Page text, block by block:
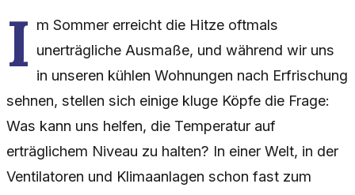
I m Sommer erreicht die Hitze oftmals
unerträgliche Ausmaße, und während wir uns
in unseren kühlen Wohnungen nach Erfrischung
sehnen, stellen sich einige kluge Köpfe die Frage:
Was kann uns helfen, die Temperatur auf
erträglichem Niveau zu halten? In einer Welt, in der
Ventilatoren und Klimaanlagen schon fast zum